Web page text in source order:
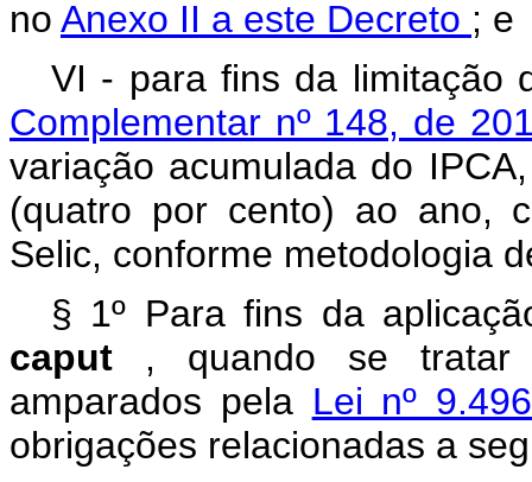
no Anexo II a este Decreto ; e
VI - para fins da limitação
Complementar nº 148, de
variação acumulada do
(quatro por cento) ao ano,
Selic, conforme metodologia
§ 1º Para fins da
caput , quando se tratar
amparados pela Lei nº
obrigações relacionadas a